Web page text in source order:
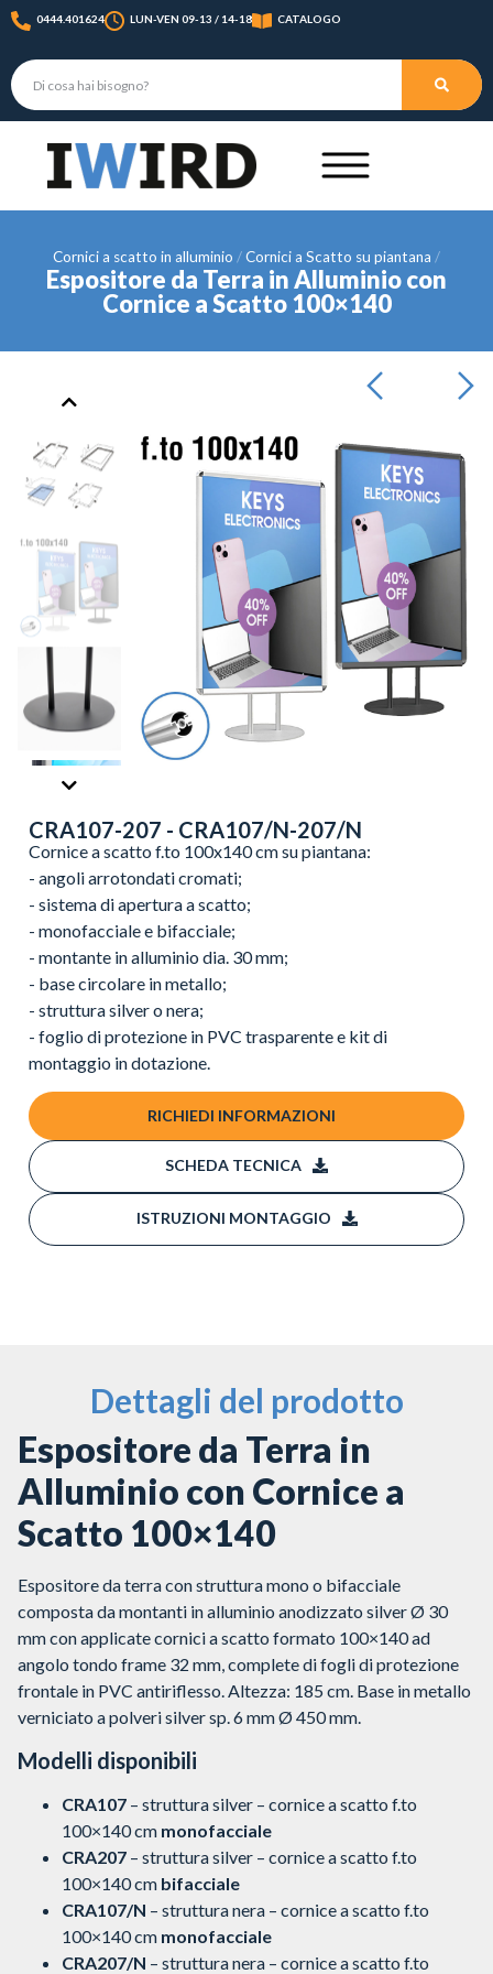
0444.401624 LUN-VEN 09-13 / 14-18 CATALOGO
Cornici a scatto in alluminio Cornici a Scatto su piantana
Espositore da Terra in Alluminio con
Cornice a Scatto 100×140
CRA107-207 - CRA107/N-207/N
Cornice a scatto f.to 100x140 cm su piantana:
- angoli arrotondati cromati;
- sistema di apertura a scatto;
- monofacciale e bifacciale;
- montante in alluminio dia. 30 mm;
- base circolare in metallo;
- struttura silver o nera;
- foglio di protezione in PVC trasparente e kit di
montaggio in dotazione.
RICHIEDI INFORMAZIONI
SCHEDA TECNICA
ISTRUZIONI MONTAGGIO
Dettagli del prodotto
Espositore da Terra in
Alluminio con Cornice a
Scatto 100×140
Espositore da terra con struttura mono o bifacciale
composta da montanti in alluminio anodizzato silver Ø 30
mm con applicate cornici a scatto formato 100×140 ad
angolo tondo frame 32 mm, complete di fogli di protezione
frontale in PVC antiriflesso. Altezza: 185 cm. Base in metallo
verniciato a polveri silver sp. 6 mm Ø 450 mm.
Modelli disponibili
CRA107 – struttura silver – cornice a scatto f.to
100×140 cm monofacciale
CRA207 – struttura silver – cornice a scatto f.to
100×140 cm bifacciale
CRA107/N – struttura nera – cornice a scatto f.to
100×140 cm monofacciale
CRA207/N – struttura nera – cornice a scatto f.to